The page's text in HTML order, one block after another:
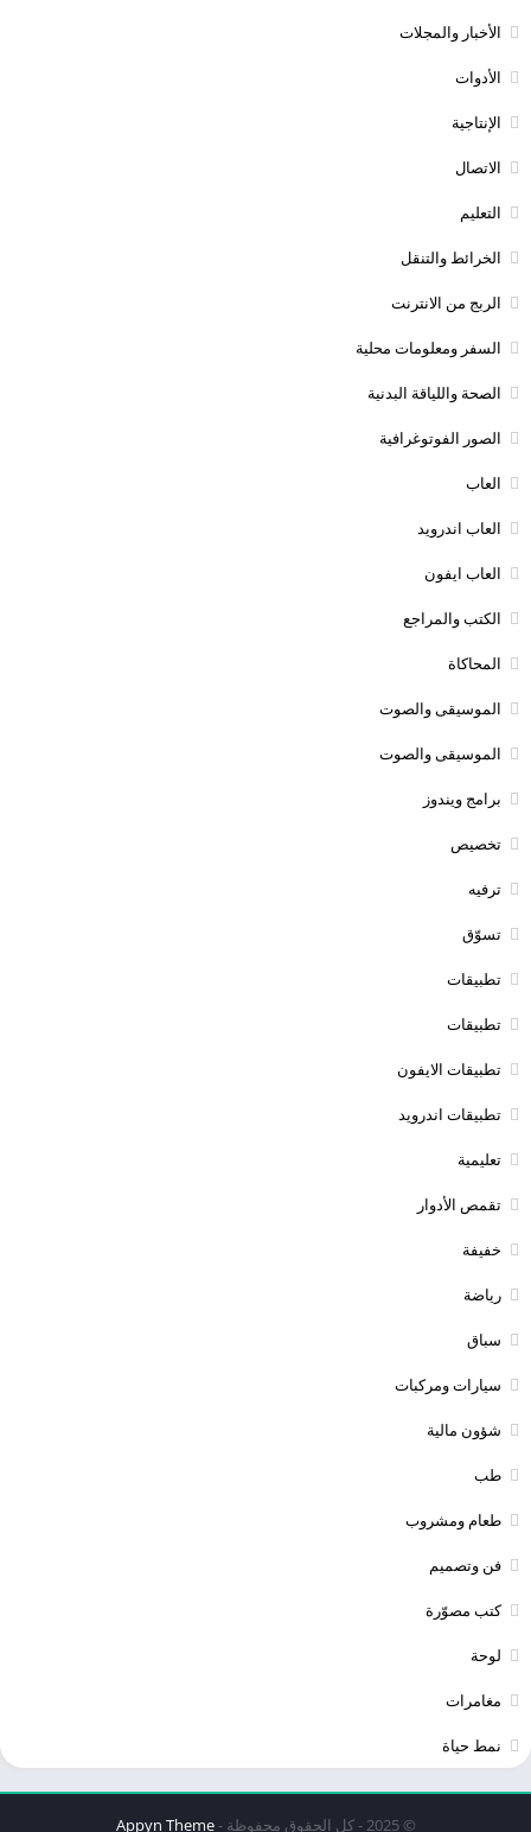
الأخبار والمجلات
الأدوات
الإنتاجية
الاتصال
التعليم
الخرائط والتنقل
الربج من الانترنت
السفر ومعلومات محلية
الصحة واللياقة البدنية
الصور الفوتوغرافية
العاب
العاب اندرويد
العاب ايفون
الكتب والمراجع
المحاكاة
الموسيقى والصوت
الموسيقى والصوت
برامج ويندوز
تخصيص
ترفيه
تسوّق
تطبيقات
تطبيقات
تطبيقات الايفون
تطبيقات اندرويد
تعليمية
تقمص الأدوار
خفيفة
رياضة
سباق
سيارات ومركبات
شؤون مالية
طب
طعام ومشروب
فن وتصميم
كتب مصوّرة
لوحة
مغامرات
نمط حياة
© 2025 - كل الحقوق محفوظة - Appyn Theme